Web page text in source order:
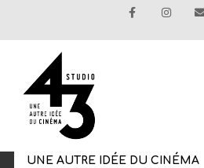
UNE AUTRE IDÉE DU CINÉMA